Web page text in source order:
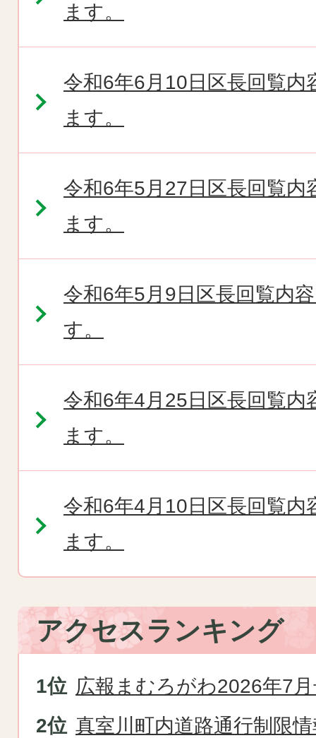
ます。
令和6年6月10日区長回覧
ます。
令和6年5月27日区長回覧
ます。
令和6年5月9日区長回覧内
す。
令和6年4月25日区長回覧
ます。
令和6年4月10日区長回覧
ます。
アクセスランキング
広報まむろがわ2026年7
真室川町内道路通行制限